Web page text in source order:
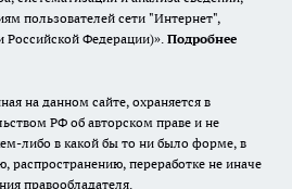
пользователей сети "Интернет",
Российской Федерации)». Подробнее
на данном сайте, охраняется в
РФ об авторском праве и не
либо в какой бы то ни было форме, в
распространению, переработке не иначе
правообладателя.